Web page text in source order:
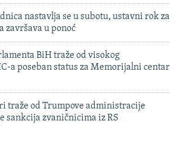
nastavlja se u subotu, ustavni rok za
završava u ponoć
BiH traže od visokog
a poseban status za Memorijalni centar
traže od Trumpove administracije
sankcija zvaničnicima iz RS